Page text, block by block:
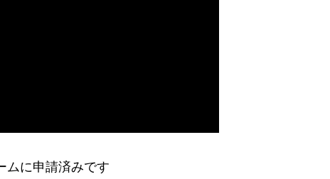
ムに申請済みです